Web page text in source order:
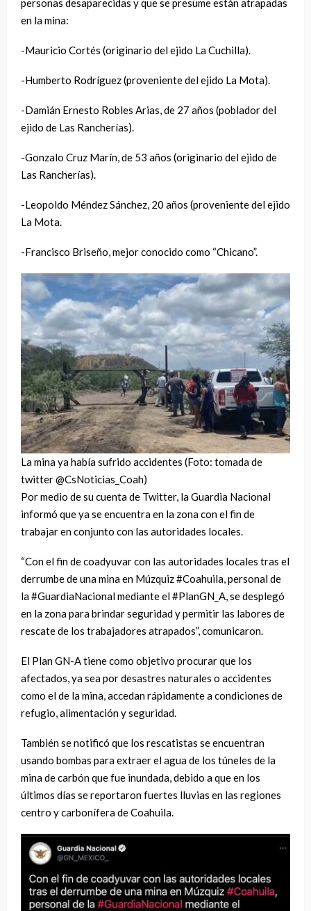
personas desaparecidas y que se presume están atrapadas
en la mina:
-Mauricio Cortés (originario del ejido La Cuchilla).
-Humberto Rodríguez (proveniente del ejido La Mota).
-Damián Ernesto Robles Arias, de 27 años (poblador del
ejido de Las Rancherías).
-Gonzalo Cruz Marín, de 53 años (originario del ejido de
Las Rancherías).
-Leopoldo Méndez Sánchez, 20 años (proveniente del ejido
La Mota.
-Francisco Briseño, mejor conocido como “Chicano”.
La mina ya había sufrido accidentes (Foto: tomada de
twitter @CsNoticias_Coah)
Por medio de su cuenta de Twitter, la Guardia Nacional
informó que ya se encuentra en la zona con el fin de
trabajar en conjunto con las autoridades locales.
“Con el fin de coadyuvar con las autoridades locales tras el
derrumbe de una mina en Múzquiz #Coahuila, personal de
la #GuardiaNacional mediante el #PlanGN_A, se desplegó
en la zona para brindar seguridad y permitir las labores de
rescate de los trabajadores atrapados”, comunicaron.
El Plan GN-A tiene como objetivo procurar que los
afectados, ya sea por desastres naturales o accidentes
como el de la mina, accedan rápidamente a condiciones de
refugio, alimentación y seguridad.
También se notificó que los rescatistas se encuentran
usando bombas para extraer el agua de los túneles de la
mina de carbón que fue inundada, debido a que en los
últimos días se reportaron fuertes lluvias en las regiones
centro y carbonífera de Coahuila.